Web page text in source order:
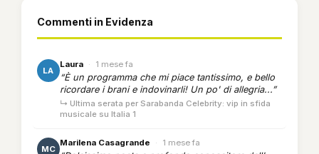
Commenti in Evidenza
LA
Laura · 1 mese fa
“È un programma che mi piace tantissimo, e bello
ricordare i brani e indovinarli! Un po' di allegria...”
↳ Ultima serata per Sarabanda Celebrity: vip in sfida
musicale su Italia 1
MC
Marilena Casagrande · 1 mese fa